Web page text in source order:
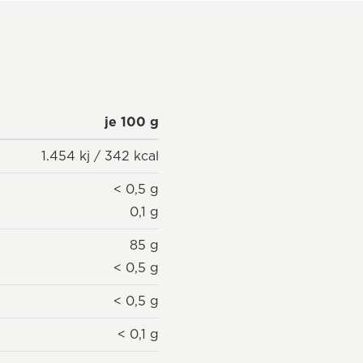
je 100 g
1.454 kj / 342 kcal
< 0,5 g
0,1 g
85 g
< 0,5 g
< 0,5 g
< 0,1 g